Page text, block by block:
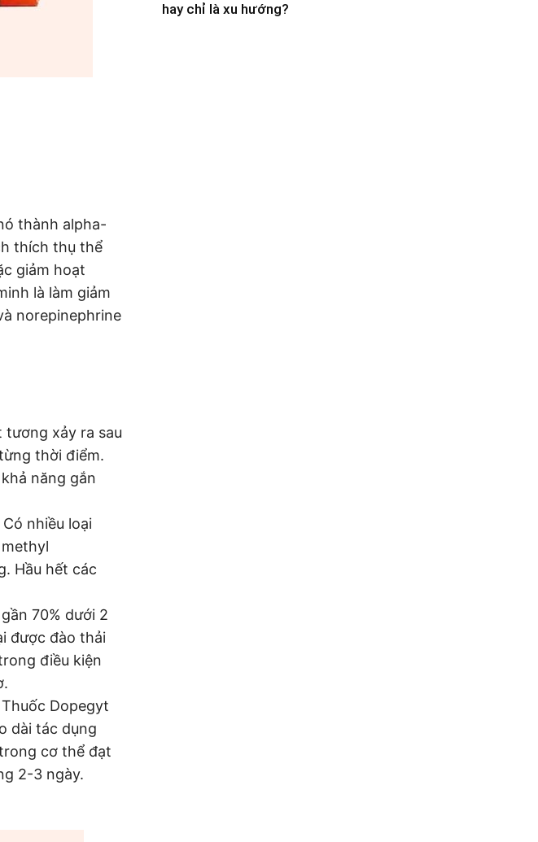
thành alpha-
thích thụ thể
giảm hoạt
là làm giảm
norepinephrine
xảy ra sau
thời điểm.
năng gắn
nhiều loại
Hầu hết các
70% dưới 2
được đào thải
điều kiện
Dopegyt
dài tác dụng
cơ thể đạt
2-3 ngày.
hay chỉ là xu hướng?